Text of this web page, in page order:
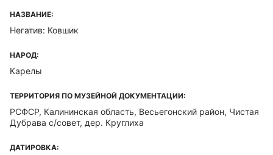
НАЗВАНИЕ:
Негатив: Ковшик
НАРОД:
Карелы
ТЕРРИТОРИЯ ПО МУЗЕЙНОЙ ДОКУМЕНТАЦИИ:
РСФСР, Калининская область, Весьегонский район, Чистая
Дубрава с/совет, дер. Круглиха
ДАТИРОВКА: